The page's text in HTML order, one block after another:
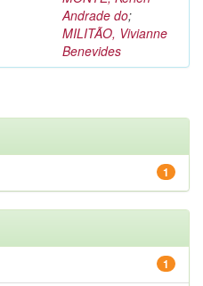
Andrade do;
MILITÃO, Vivianne
Benevides
1
1